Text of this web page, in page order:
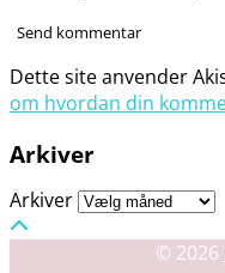
Dette site anvender
om hvordan din
Arkiver
Arkiver
© 2026